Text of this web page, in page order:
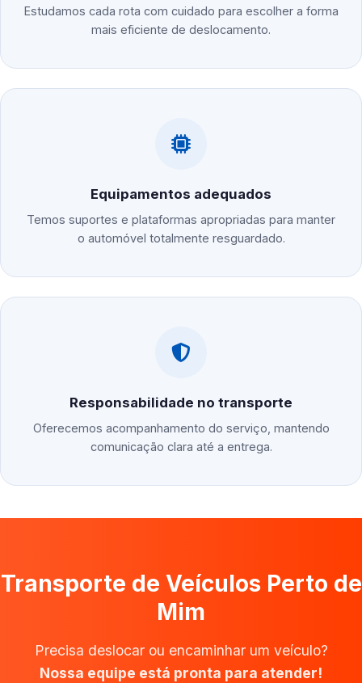
Estudamos cada rota com cuidado para escolher a forma
mais eficiente de deslocamento.
Equipamentos adequados
Temos suportes e plataformas apropriadas para manter
o automóvel totalmente resguardado.
Responsabilidade no transporte
Oferecemos acompanhamento do serviço, mantendo
comunicação clara até a entrega.
Transporte de Veículos Perto de
Mim
Precisa deslocar ou encaminhar um veículo?
Nossa equipe está pronta para atender!